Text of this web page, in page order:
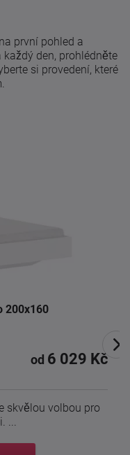
první pohled a
den, prohlédněte
si provedení, které
200x160
od 6 029 Kč
skvělou volbou pro